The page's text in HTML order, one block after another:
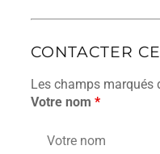
CONTACTER
Les champs marqués
Votre nom *